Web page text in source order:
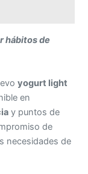
hábitos de
yogurt light
en
y puntos de
de
necesidades de